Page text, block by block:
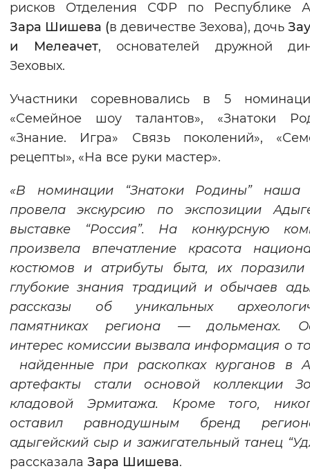
Изображения
Включены Выключены
Воспроизвести Остановить
Вернуть стандартные настройки
рисков Отделения СФР по Республике
Зара Шишева (в девичестве Зехова), дочь
и Мелеачет, основателей дружной
Зеховых.
Участники соревновались в 5
«Семейное шоу талантов», «Знатоки
«Знание. Игра» Связь поколений»,
рецепты», «На все руки мастер».
«В номинации “Знатоки Родины” наша
провела экскурсию по экспозиции
выставке “Россия”. На конкурсную
произвела впечатление красота
костюмов и атрибуты быта, их
глубокие знания традиций и обычаев
рассказы об уникальных
памятниках региона — дольменах.
интерес комиссии вызвала информация о
найденные при раскопках курганов в
артефакты стали основой коллекции
кладовой Эрмитажа. Кроме того,
оставил равнодушным бренд
адыгейский сыр и зажигательный танец
рассказала Зара Шишева.